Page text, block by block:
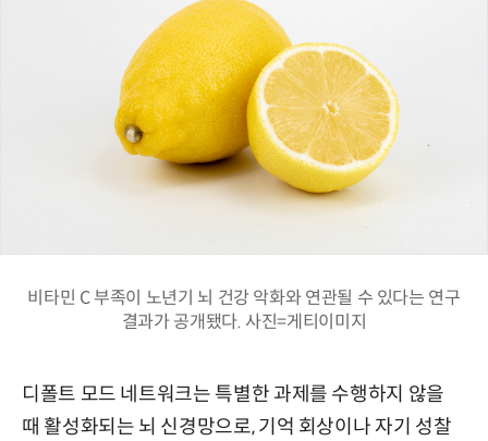
비타민 C 부족이 노년기 뇌 건강 악화와 연관될 수 있다는 연구
결과가 공개됐다. 사진=게티이미지
디폴트 모드 네트워크는 특별한 과제를 수행하지 않을
때 활성화되는 뇌 신경망으로, 기억 회상이나 자기 성찰